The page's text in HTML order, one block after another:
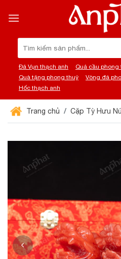
đến
Đá Vụn thạch anh Quả cầu phong
Quà tặng phong thuỷ
Vòng đá
Hốc thạch anh
Trang chủ Cặp Tỳ Hưu